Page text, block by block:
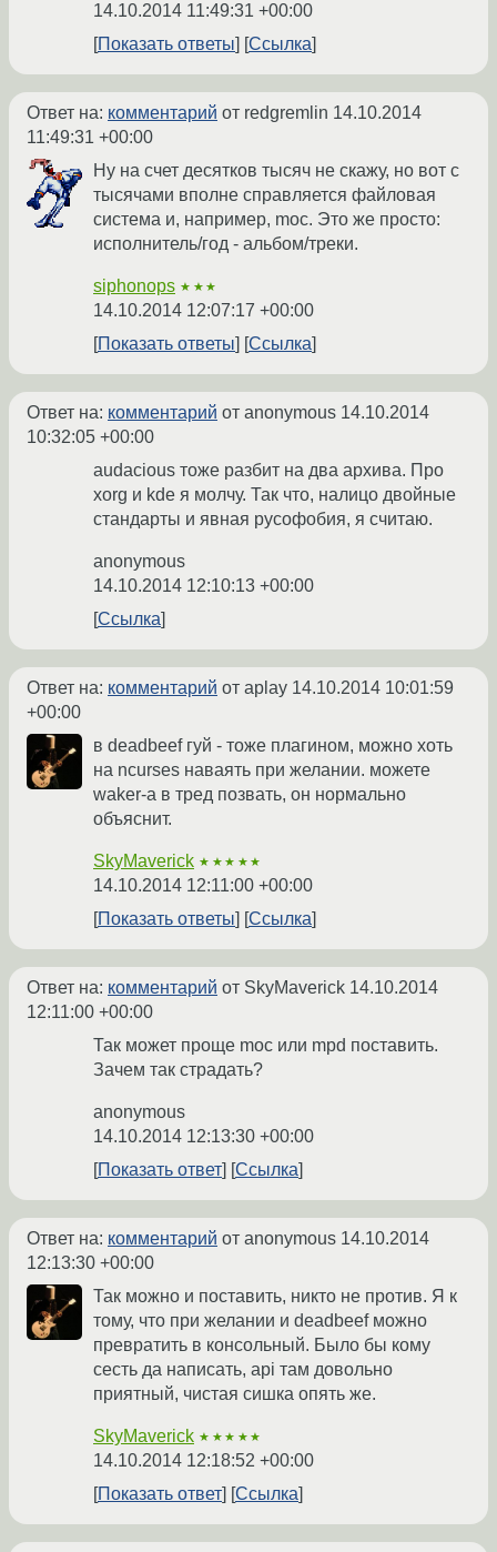
14.10.2014 11:49:31 +00:00
Показать ответы
Ссылка
Ответ на: комментарий от redgremlin 14.10.2014
11:49:31 +00:00
Ну на счет десятков тысяч не скажу, но вот с
тысячами вполне справляется файловая
система и, например, moc. Это же просто:
исполнитель/год - альбом/треки.
siphonops ★★★
14.10.2014 12:07:17 +00:00
Показать ответы
Ссылка
Ответ на: комментарий от anonymous 14.10.2014
10:32:05 +00:00
audacious тоже разбит на два архива. Про
xorg и kde я молчу. Так что, налицо двойные
стандарты и явная русофобия, я считаю.
anonymous
14.10.2014 12:10:13 +00:00
Ссылка
Ответ на: комментарий от aplay 14.10.2014 10:01:59
+00:00
в deadbeef гуй - тоже плагином, можно хоть
на ncurses наваять при желании. можете
waker-а в тред позвать, он нормально
объяснит.
SkyMaverick ★★★★★
14.10.2014 12:11:00 +00:00
Показать ответы
Ссылка
Ответ на: комментарий от SkyMaverick 14.10.2014
12:11:00 +00:00
Так может проще moc или mpd поставить.
Зачем так страдать?
anonymous
14.10.2014 12:13:30 +00:00
Показать ответ
Ссылка
Ответ на: комментарий от anonymous 14.10.2014
12:13:30 +00:00
Так можно и поставить, никто не против. Я к
тому, что при желании и deadbeef можно
превратить в консольный. Было бы кому
сесть да написать, api там довольно
приятный, чистая сишка опять же.
SkyMaverick ★★★★★
14.10.2014 12:18:52 +00:00
Показать ответ
Ссылка